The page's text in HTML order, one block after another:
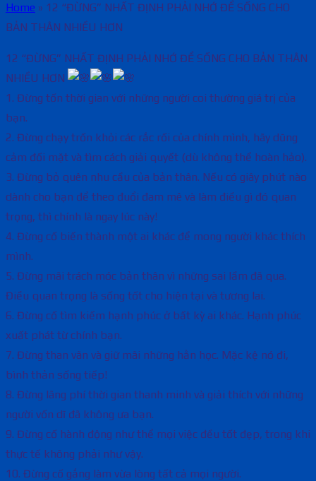
Home » 12 “ĐỪNG” NHẤT ĐỊNH PHẢI NHỚ ĐỂ SỐNG CHO
BẢN THÂN NHIỀU HƠN
12 “ĐỪNG” NHẤT ĐỊNH PHẢI NHỚ ĐỂ SỐNG CHO BẢN THÂN
NHIỀU HƠN
1. Đừng tốn thời gian với những người coi thường giá trị của
bạn.
2. Đừng chạy trốn khỏi các rắc rối của chính mình, hãy dũng
cảm đối mặt và tìm cách giải quyết (dù không thể hoàn hảo).
3. Đừng bỏ quên nhu cầu của bản thân. Nếu có giây phút nào
dành cho bạn để theo đuổi đam mê và làm điều gì đó quan
trọng, thì chính là ngay lúc này!
4. Đừng cố biến thành một ai khác để mong người khác thích
mình.
5. Đừng mãi trách móc bản thân vì những sai lầm đã qua.
Điều quan trọng là sống tốt cho hiện tại và tương lai.
6. Đừng cố tìm kiếm hạnh phúc ở bất kỳ ai khác. Hạnh phúc
xuất phát từ chính bạn.
7. Đừng than vãn và giữ mãi những hằn học. Mặc kệ nó đi,
bình thản sống tiếp!
8. Đừng lãng phí thời gian thanh minh và giải thích với những
người vốn dĩ đã không ưa bạn.
9. Đừng cố hành động như thể mọi việc đều tốt đẹp, trong khi
thực tế không phải như vậy.
10. Đừng cố gắng làm vừa lòng tất cả mọi người.